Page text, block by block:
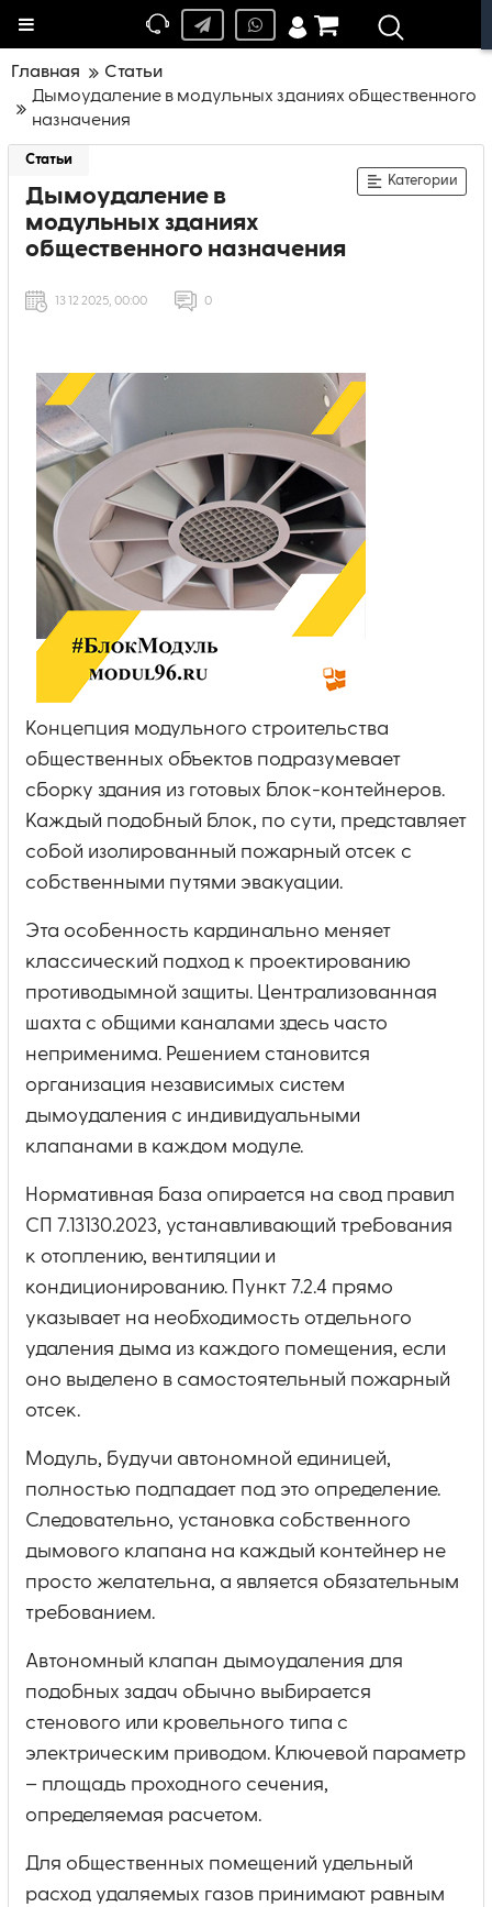
Главная
Статьи
Дымоудаление в модульных зданиях общественного
назначения
Статьи
Дымоудаление в
модульных зданиях
общественного назначения
Категории
13 12 2025, 00:00 0
Концепция модульного строительства
общественных объектов подразумевает
сборку здания из готовых блок-контейнеров.
Каждый подобный блок, по сути, представляет
собой изолированный пожарный отсек с
собственными путями эвакуации.
Эта особенность кардинально меняет
классический подход к проектированию
противодымной защиты. Централизованная
шахта с общими каналами здесь часто
неприменима. Решением становится
организация независимых систем
дымоудаления с индивидуальными
клапанами в каждом модуле.
Нормативная база опирается на свод правил
СП 7.13130.2023, устанавливающий требования
к отоплению, вентиляции и
кондиционированию. Пункт 7.2.4 прямо
указывает на необходимость отдельного
удаления дыма из каждого помещения, если
оно выделено в самостоятельный пожарный
отсек.
Модуль, будучи автономной единицей,
полностью подпадает под это определение.
Следовательно, установка собственного
дымового клапана на каждый контейнер не
просто желательна, а является обязательным
требованием.
Автономный клапан дымоудаления для
подобных задач обычно выбирается
стенового или кровельного типа с
электрическим приводом. Ключевой параметр
– площадь проходного сечения,
определяемая расчетом.
Для общественных помещений удельный
расход удаляемых газов принимают равным